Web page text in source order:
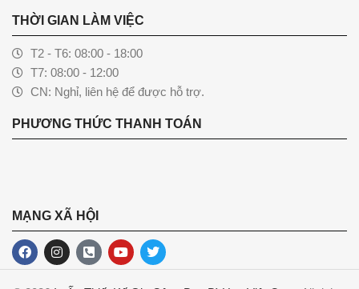
THỜI GIAN LÀM VIỆC
T2 - T6: 08:00 - 18:00
T7: 08:00 - 12:00
CN: Nghỉ, liên hệ để được hỗ trợ.
PHƯƠNG THỨC THANH TOÁN
MẠNG XÃ HỘI